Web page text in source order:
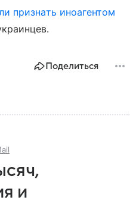
признать иноагентом
Поделиться
и